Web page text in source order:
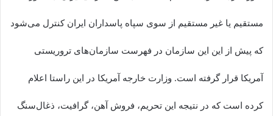
مستقیم یا غیر مستقیم از سوی سپاه پاسداران ایران کنترل می‌شود
که پیش از این این سازمان در فهرست سازمان‌های تروریستی
آمریکا قرار گرفته است. وزارت خارجه آمریکا در این راستا اعلام
کرده است که در نتیجه این تحریم، فروش آهن، گرافیت، ذغال‌سنگ